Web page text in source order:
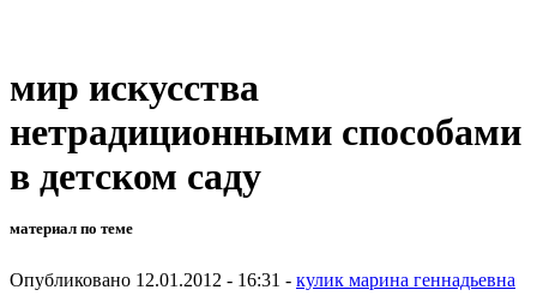
мир искусства
нетрадиционными способами
в детском саду
материал по теме
Опубликовано 12.01.2012 - 16:31 - кулик марина геннадьевна